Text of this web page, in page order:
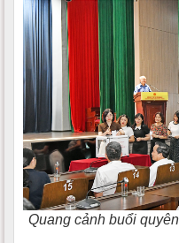
Quang cảnh buổi